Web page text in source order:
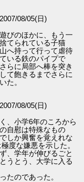
08/05(日)
びのほかに、もう一
てられている子猫
へ持って行って虐待
いる鉄のパイプで
らに局部へ棒を突き
て飽きるまでさらに
た。
08/05(日)
、小学6年のころから
自慰は特殊なもの
しか興奮を覚えれな
度な嫌悪を示した。
、学年が伸びるごと
うとう、大学に入る
たのであった。